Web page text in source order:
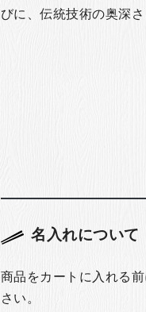
びに、伝統技術の奥深
名入れについて
商品をカートに入れる
さい。